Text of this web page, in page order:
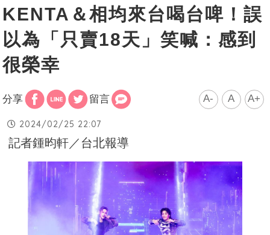
KENTA＆相均來台喝台啤！誤
以為「只賣18天」笑喊：感到
很榮幸
分享 留言 A- A A+
2024/02/25 22:07
記者鍾昀軒／台北報導